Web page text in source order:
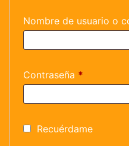
Nombre de usuario o
Contraseña *
Recuérdame